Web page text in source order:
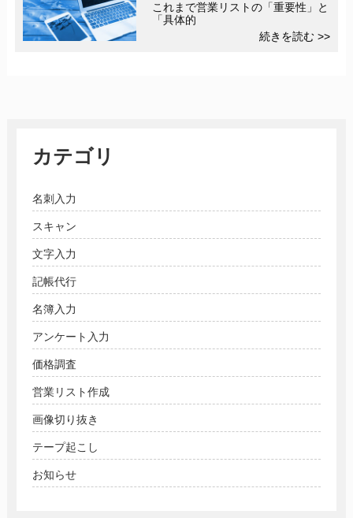
これまで営業リストの「重要性」と
「具体的
続きを読む >>
カテゴリ
名刺入力
スキャン
文字入力
記帳代行
名簿入力
アンケート入力
価格調査
営業リスト作成
画像切り抜き
テープ起こし
お知らせ